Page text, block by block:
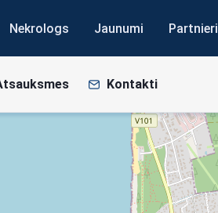
Nekrologs Jaunumi Partnieri
Kontakti